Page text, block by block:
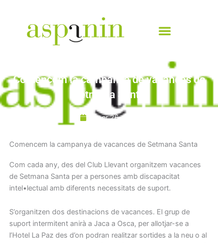
contingut
Comencem la campanya de vacances de
Setmana Santa
gener 26, 2017
Comencem la campanya de vacances de Setmana Santa
Com cada any, des del Club Llevant organitzem vacances
de Setmana Santa per a persones amb discapacitat
intel•lectual amb diferents necessitats de suport.
S’organitzen dos destinacions de vacances. El grup de
suport intermitent anirà a Jaca a Osca, per allotjar-se a
l’Hotel La Paz des d’on podran realitzar sortides a la neu o al